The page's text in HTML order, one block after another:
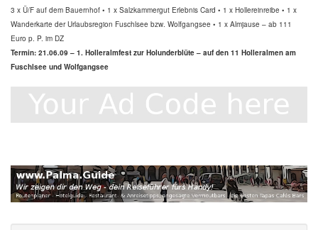
3 x Ü/F auf dem Bauernhof • 1 x Salzkammergut Erlebnis Card • 1 x Hollereinreibe • 1 x
Wanderkarte der Urlaubsregion Fuschlsee bzw. Wolfgangsee • 1 x Almjause – ab 111
Euro p. P. im DZ
Termin: 21.06.09 – 1. Holleralmfest zur Holunderblüte – auf den 11 Holleralmen am
Fuschlsee und Wolfgangsee